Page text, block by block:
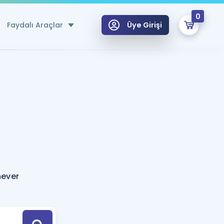
Faydalı Araçlar
Hesaplama Aracı
için Öneriler
Tek Takvimde
Üye Girişi
0
Hoca ile seni sınava hazırlayacak onlarca eğitim seni bekliyor!